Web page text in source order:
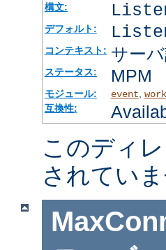
構文:
デフォルト:
コンテキスト: サー
ステータス: MPM
モジュール: event
互換性:
このディ
されてい